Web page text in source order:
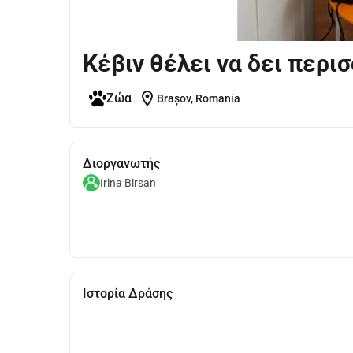
Κέβιν θέλει να δει
Ζώα location_on Brașov, Romania
Διοργανωτής
Irina Birsan
Ιστορία Δράσης